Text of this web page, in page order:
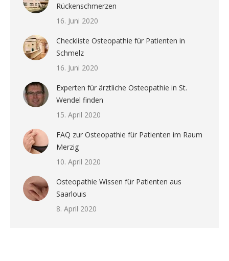
Rückenschmerzen
16. Juni 2020
Checkliste Osteopathie für Patienten in
Schmelz
16. Juni 2020
Experten für ärztliche Osteopathie in St.
Wendel finden
15. April 2020
FAQ zur Osteopathie für Patienten im Raum
Merzig
10. April 2020
Osteopathie Wissen für Patienten aus
Saarlouis
8. April 2020